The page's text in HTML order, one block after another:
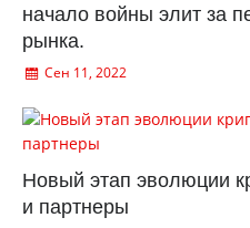
начало войны элит за
рынка.
Сен 11, 2022
Новый этап эволюции
и партнеры